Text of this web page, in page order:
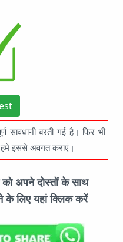
सावधानी बरती गई है। फिर भी
हमे इससे अवगत कराएं।
अपने दोस्तों के साथ
लिए यहां क्लिक करें